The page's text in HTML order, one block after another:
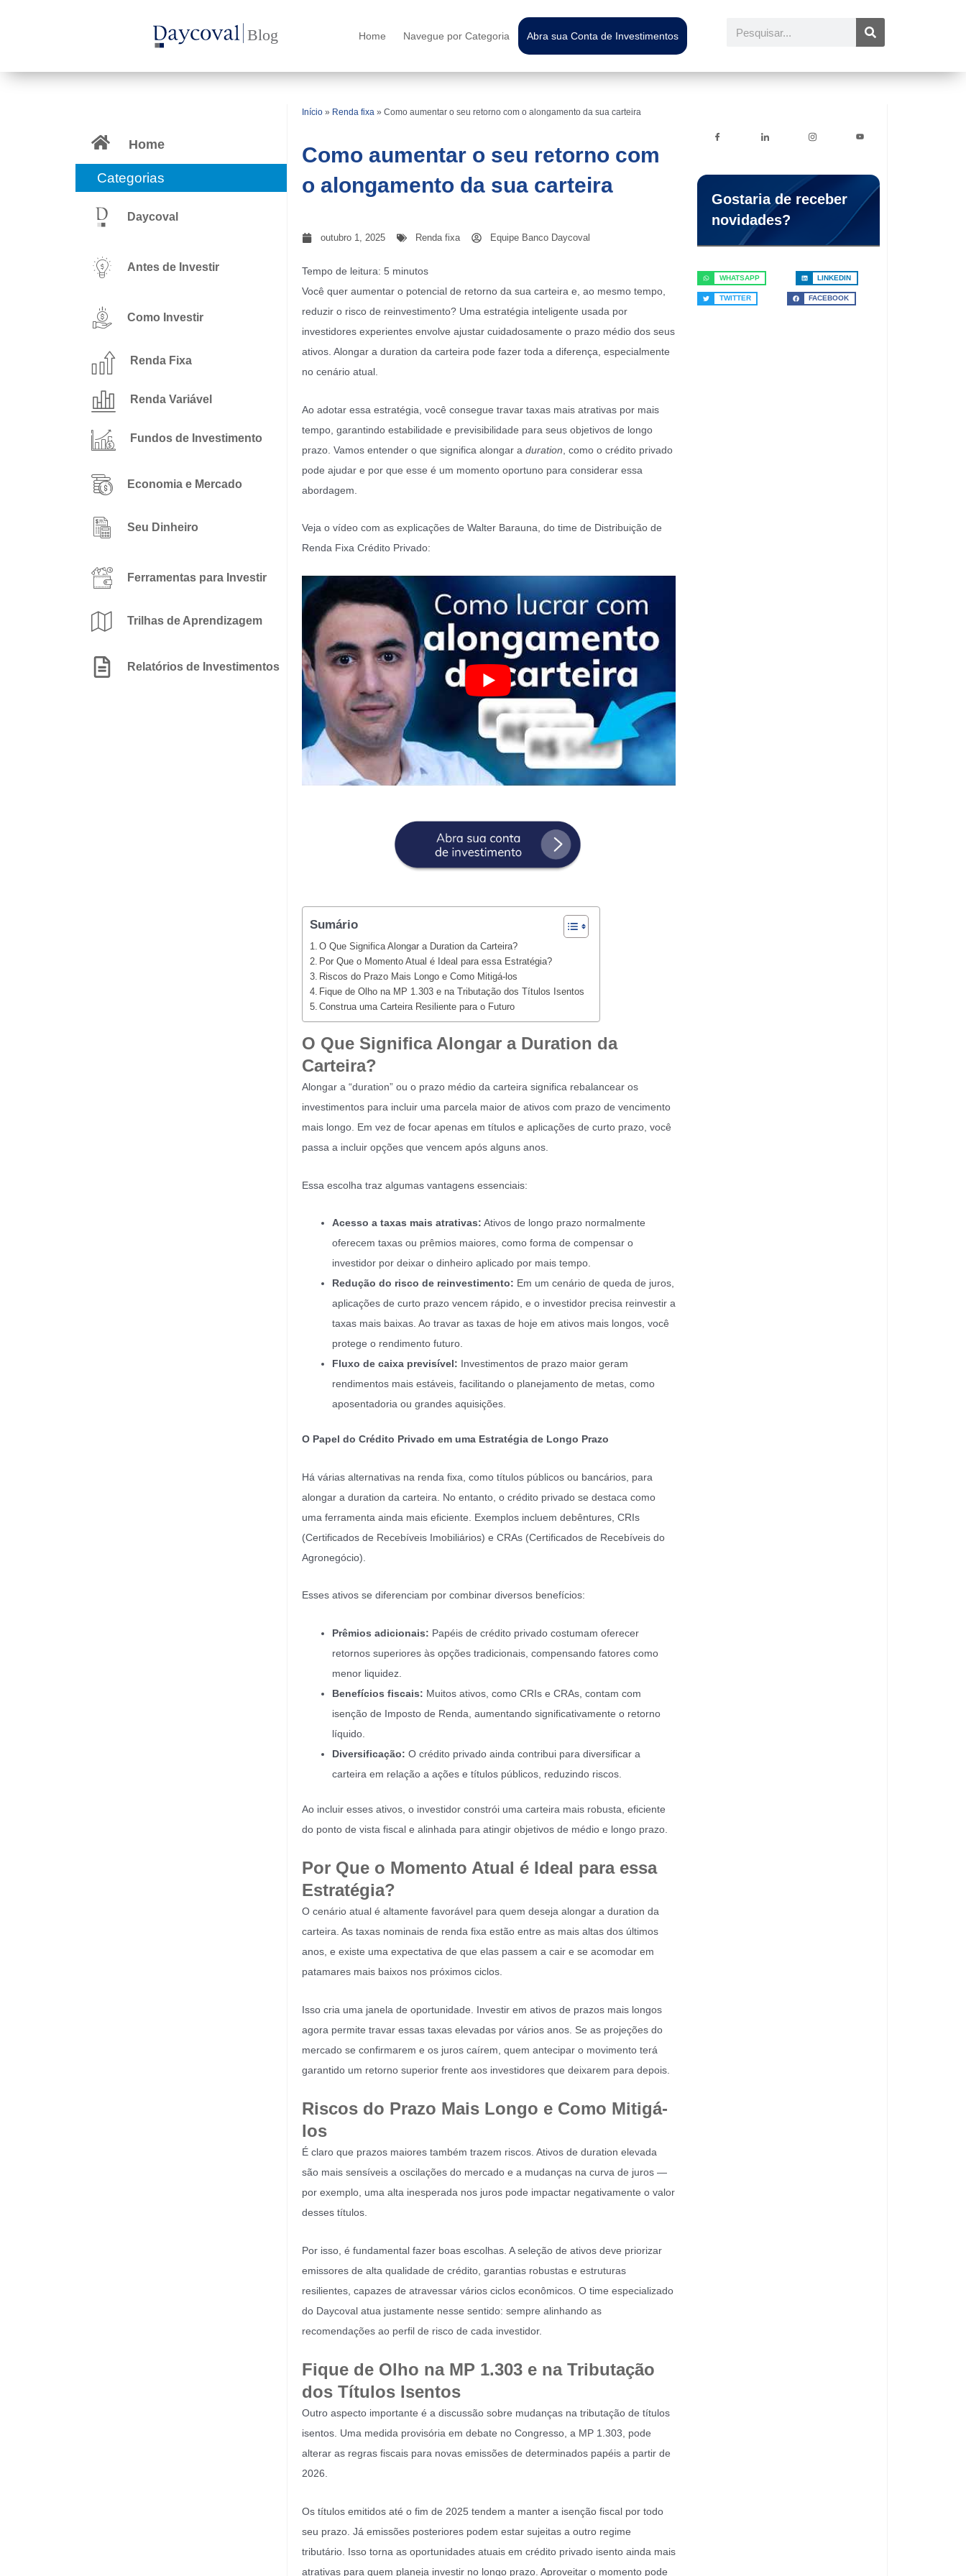
Home Navegue por Categoria Abra sua Conta de Investimentos
Pesquisar
Home
Categorias
Daycoval
Antes de Investir
Como Investir
Renda Fixa
Renda Variável
Fundos de Investimento
Economia e Mercado
Seu Dinheiro
Ferramentas para Investir
Trilhas de Aprendizagem
Relatórios de Investimentos
Início» Renda fixa» Como aumentar o seu retorno com o alongamento da sua carteira
Como aumentar o seu retorno com
o alongamento da sua carteira
outubro 1, 2025 Renda fixa Equipe Banco Daycoval
Tempo de leitura: 5 minutos
Você quer aumentar o potencial de retorno da sua carteira e, ao mesmo tempo,
reduzir o risco de reinvestimento? Uma estratégia inteligente usada por
investidores experientes envolve ajustar cuidadosamente o prazo médio dos seus
ativos. Alongar a duration da carteira pode fazer toda a diferença, especialmente
no cenário atual.
Ao adotar essa estratégia, você consegue travar taxas mais atrativas por mais
tempo, garantindo estabilidade e previsibilidade para seus objetivos de longo
prazo. Vamos entender o que significa alongar a duration , como o crédito privado
pode ajudar e por que esse é um momento oportuno para considerar essa
abordagem.
Veja o vídeo com as explicações de Walter Barauna, do time de Distribuição de
Renda Fixa Crédito Privado:
Sumário
O Que Significa Alongar a Duration da Carteira?
Por Que o Momento Atual é Ideal para essa Estratégia?
Riscos do Prazo Mais Longo e Como Mitigá-los
Fique de Olho na MP 1.303 e na Tributação dos Títulos Isentos
Construa uma Carteira Resiliente para o Futuro
O Que Significa Alongar a Duration da
Carteira?
Alongar a “duration” ou o prazo médio da carteira significa rebalancear os
investimentos para incluir uma parcela maior de ativos com prazo de vencimento
mais longo. Em vez de focar apenas em títulos e aplicações de curto prazo, você
passa a incluir opções que vencem após alguns anos.
Essa escolha traz algumas vantagens essenciais:
Acesso a taxas mais atrativas: Ativos de longo prazo normalmente
oferecem taxas ou prêmios maiores, como forma de compensar o
investidor por deixar o dinheiro aplicado por mais tempo.
Redução do risco de reinvestimento: Em um cenário de queda de juros,
aplicações de curto prazo vencem rápido, e o investidor precisa reinvestir a
taxas mais baixas. Ao travar as taxas de hoje em ativos mais longos, você
protege o rendimento futuro.
Fluxo de caixa previsível: Investimentos de prazo maior geram
rendimentos mais estáveis, facilitando o planejamento de metas, como
aposentadoria ou grandes aquisições.
O Papel do Crédito Privado em uma Estratégia de Longo Prazo
Há várias alternativas na renda fixa, como títulos públicos ou bancários, para
alongar a duration da carteira. No entanto, o crédito privado se destaca como
uma ferramenta ainda mais eficiente. Exemplos incluem debêntures, CRIs
(Certificados de Recebíveis Imobiliários) e CRAs (Certificados de Recebíveis do
Agronegócio).
Esses ativos se diferenciam por combinar diversos benefícios:
Prêmios adicionais: Papéis de crédito privado costumam oferecer
retornos superiores às opções tradicionais, compensando fatores como
menor liquidez.
Benefícios fiscais: Muitos ativos, como CRIs e CRAs, contam com
isenção de Imposto de Renda, aumentando significativamente o retorno
líquido.
Diversificação: O crédito privado ainda contribui para diversificar a
carteira em relação a ações e títulos públicos, reduzindo riscos.
Ao incluir esses ativos, o investidor constrói uma carteira mais robusta, eficiente
do ponto de vista fiscal e alinhada para atingir objetivos de médio e longo prazo.
Por Que o Momento Atual é Ideal para essa
Estratégia?
O cenário atual é altamente favorável para quem deseja alongar a duration da
carteira. As taxas nominais de renda fixa estão entre as mais altas dos últimos
anos, e existe uma expectativa de que elas passem a cair e se acomodar em
patamares mais baixos nos próximos ciclos.
Isso cria uma janela de oportunidade. Investir em ativos de prazos mais longos
agora permite travar essas taxas elevadas por vários anos. Se as projeções do
mercado se confirmarem e os juros caírem, quem antecipar o movimento terá
garantido um retorno superior frente aos investidores que deixarem para depois.
Riscos do Prazo Mais Longo e Como Mitigá-
los
É claro que prazos maiores também trazem riscos. Ativos de duration elevada
são mais sensíveis a oscilações do mercado e a mudanças na curva de juros —
por exemplo, uma alta inesperada nos juros pode impactar negativamente o valor
desses títulos.
Por isso, é fundamental fazer boas escolhas. A seleção de ativos deve priorizar
emissores de alta qualidade de crédito, garantias robustas e estruturas
resilientes, capazes de atravessar vários ciclos econômicos. O time especializado
do Daycoval atua justamente nesse sentido: sempre alinhando as
recomendações ao perfil de risco de cada investidor.
Fique de Olho na MP 1.303 e na Tributação
dos Títulos Isentos
Outro aspecto importante é a discussão sobre mudanças na tributação de títulos
isentos. Uma medida provisória em debate no Congresso, a MP 1.303, pode
alterar as regras fiscais para novas emissões de determinados papéis a partir de
2026.
Os títulos emitidos até o fim de 2025 tendem a manter a isenção fiscal por todo
seu prazo. Já emissões posteriores podem estar sujeitas a outro regime
tributário. Isso torna as oportunidades atuais em crédito privado isento ainda mais
atrativas para quem planeja investir no longo prazo. Aproveitar o momento pode
Gostaria de receber
novidades?
WHATSAPP LINKEDIN
TWITTER FACEBOOK